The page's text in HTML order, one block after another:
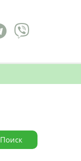
Поиск